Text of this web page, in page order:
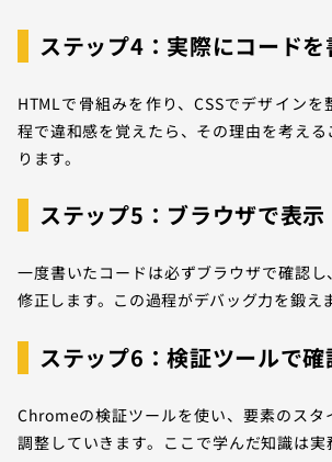
ステップ4：実際にコードを
HTMLで骨組みを作り、CSSでデザインを
程で違和感を覚えたら、その理由を考え
ります。
ステップ5：ブラウザで表示
一度書いたコードは必ずブラウザで確認
修正します。この過程がデバッグ力を鍛え
ステップ6：検証ツールで確
Chromeの検証ツールを使い、要素のスタ
調整していきます。ここで学んだ知識は